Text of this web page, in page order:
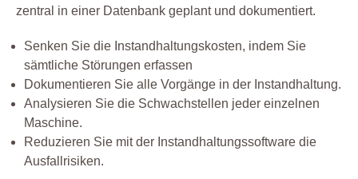
zentral in einer Datenbank geplant und dokumentiert.
Senken Sie die Instandhaltungskosten, indem Sie
sämtliche Störungen erfassen
Dokumentieren Sie alle Vorgänge in der Instandhaltung.
Analysieren Sie die Schwachstellen jeder einzelnen
Maschine.
Reduzieren Sie mit der Instandhaltungssoftware die
Ausfallrisiken.